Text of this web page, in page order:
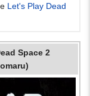
Let's Play Dead
Space 2